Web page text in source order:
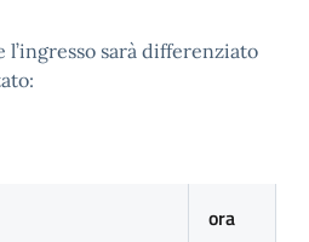
l’ingresso sarà differenziato
ora